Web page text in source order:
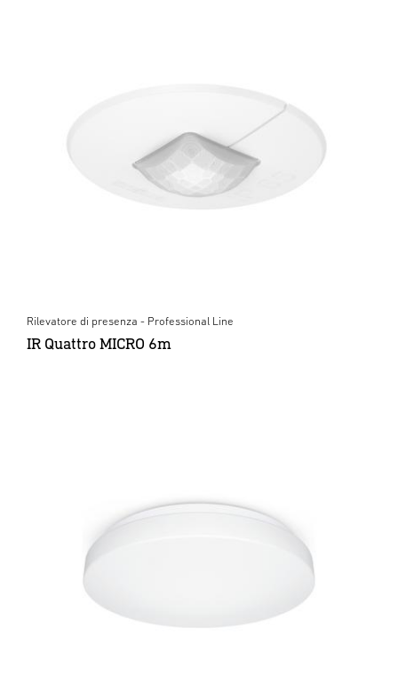
Rilevatore di presenza - Professional Line
IR Quattro MICRO 6m